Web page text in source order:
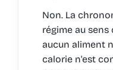
Non. La
régime au sens
aucun aliment
calorie n'est